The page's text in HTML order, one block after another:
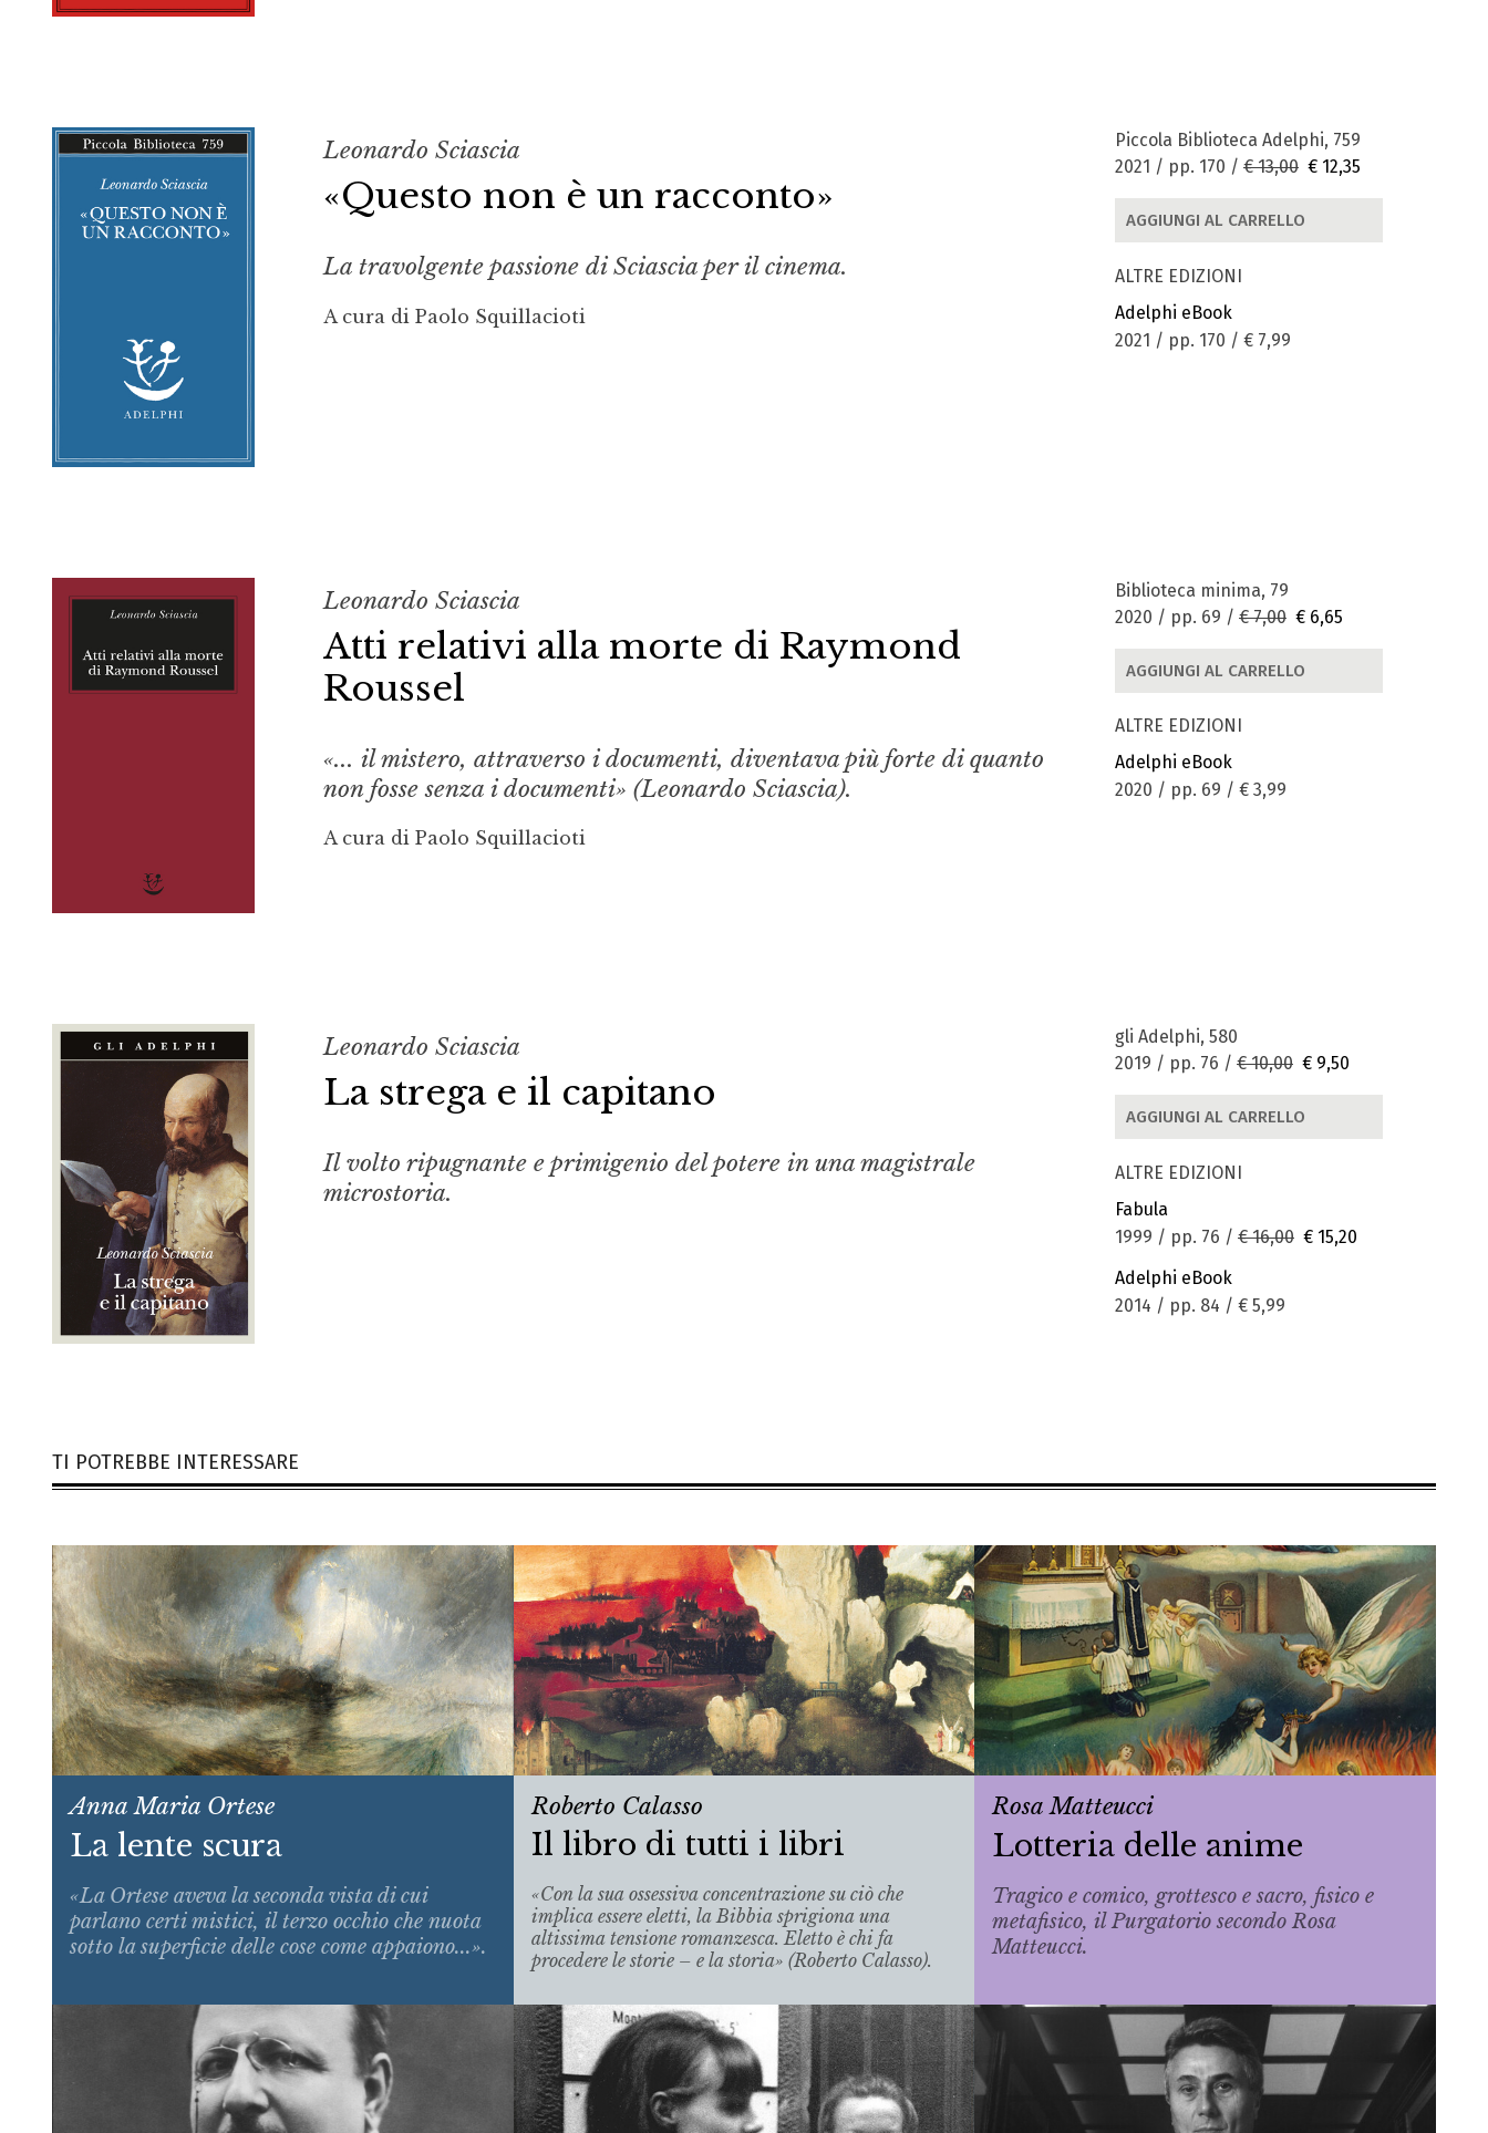
Leonardo Sciascia
«Questo non è un racconto»
La travolgente passione di Sciascia per il cinema.
A cura di Paolo Squillacioti
Piccola Biblioteca Adelphi, 759
2021 / pp. 170 / € 13,00 € 12,35
AGGIUNGI AL CARRELLO
ALTRE EDIZIONI
Adelphi eBook
2021 / pp. 170 / € 7,99
Leonardo Sciascia
Atti relativi alla morte di Raymond
Roussel
«... il mistero, attraverso i documenti, diventava più forte di quanto
non fosse senza i documenti» (Leonardo Sciascia).
A cura di Paolo Squillacioti
Biblioteca minima, 79
2020 / pp. 69 / € 7,00 € 6,65
AGGIUNGI AL CARRELLO
ALTRE EDIZIONI
Adelphi eBook
2020 / pp. 69 / € 3,99
Leonardo Sciascia
La strega e il capitano
Il volto ripugnante e primigenio del po­tere in una magistrale
microstoria.
gli Adelphi, 580
2019 / pp. 76 / € 10,00 € 9,50
AGGIUNGI AL CARRELLO
ALTRE EDIZIONI
Fabula
1999 / pp. 76 / € 16,00 € 15,20
Adelphi eBook
2014 / pp. 84 / € 5,99
TI POTREBBE INTERESSARE
Anna Maria Ortese
La lente scura
«La Ortese aveva la seconda vista di cui
parlano certi mistici, il terzo occhio che nuota
sotto la superficie delle cose come appaiono...».
Roberto Calasso
Il libro di tutti i libri
«Con la sua ossessiva concentrazione su ciò che
implica essere eletti, la Bibbia sprigiona una
altissima tensione romanzesca. Eletto è chi fa
procedere le storie – e la storia» (Roberto Calasso).
Rosa Matteucci
Lotteria delle anime
Tragico e comico, grottesco e sacro, fisico e
metafisico, il Purgatorio secondo Rosa
Matteucci.